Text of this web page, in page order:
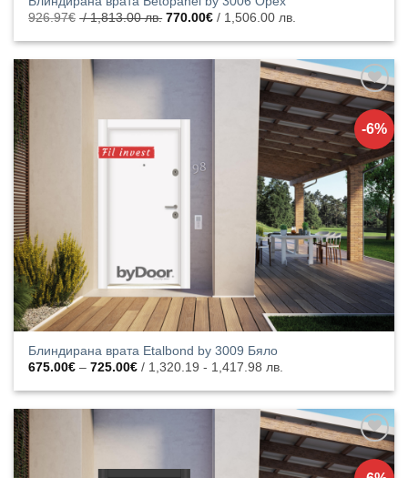
926.97€ / 1,813.00 лв. Original
was:
770.00€ / 1,506.00 лв.
е:
/
1,506.00
лв..
-6%
Добавяне
към
списъка с
харесани
продукти
Блиндирана врата Etalbond by 3009 Бяло
675.00€ – 725.00€Price
675.00€
/ 1,320.19 - 1,417.98 лв.
Добавяне
към